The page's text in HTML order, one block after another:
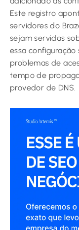
Este registro
servidores do
sejam servidas
essa
problemas de
tempo de
provedor de DNS.